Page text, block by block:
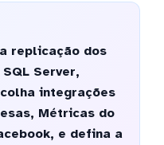
replicação dos
Server,
integrações
Métricas do
e defina a